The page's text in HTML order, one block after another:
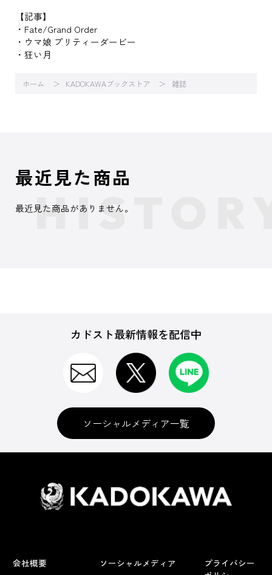
【記事】
・Fate/Grand Order
・ウマ娘 プリティーダービー
・狂い月
ホーム KADOKAWAブックストア 雑誌
最近見た商品
最近見た商品がありません。
カドスト最新情報を配信中
ソーシャルメディア一覧
会社概要 ソーシャルメディア
プライバシー